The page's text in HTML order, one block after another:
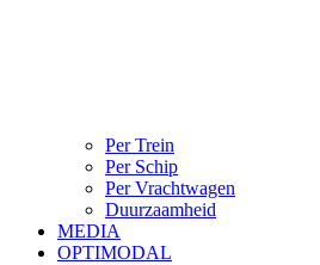
Per Trein
Per Schip
Per Vrachtwagen
Duurzaamheid
MEDIA
OPTIMODAL